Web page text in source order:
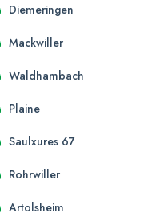
Diemeringen
Mackwiller
Waldhambach
Plaine
Saulxures 67
Rohrwiller
Artolsheim